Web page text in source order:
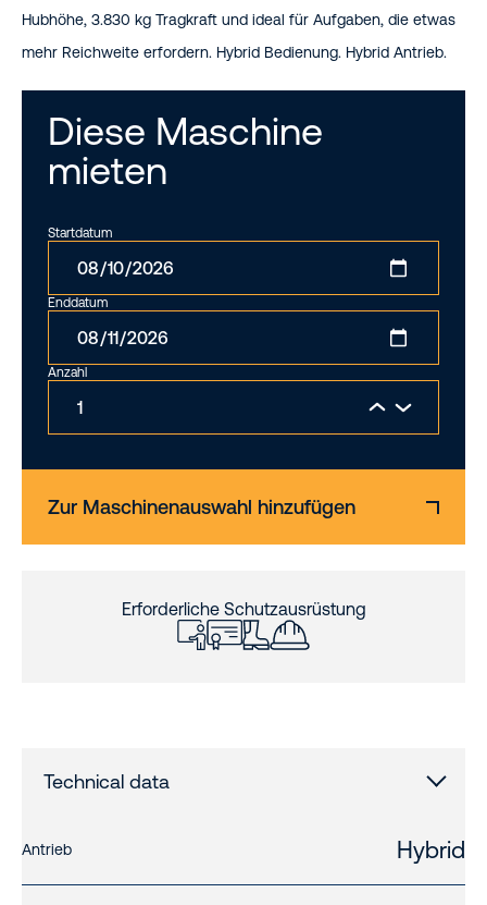
Hubhöhe, 3.830 kg Tragkraft und ideal für Aufgaben, die etwas
mehr Reichweite erfordern. Hybrid Bedienung. Hybrid Antrieb.
Diese Maschine
mieten
Startdatum
Enddatum
Anzahl
Zur Maschinenauswahl hinzufügen
Erforderliche Schutzausrüstung
Technical data
Antrieb Hybrid